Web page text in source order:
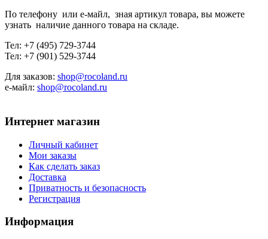
По телефону или е-майл, зная артикул товара, вы можете
узнать наличие данного товара на складе.
Тел: +7 (495) 729-3744
Тел: +7 (901) 529-3744
Для заказов: shop@rocoland.ru
е-майл: shop@rocoland.ru
Интернет магазин
Личный кабинет
Мои заказы
Как сделать заказ
Доставка
Приватность и безопасность
Регистрация
Информация